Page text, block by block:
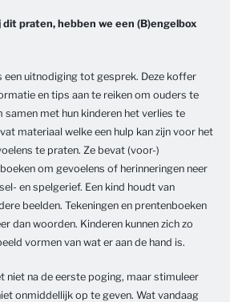
praten, hebben we een (B)engelbox
een uitnodiging tot gesprek. Deze koffer
en tips aan te reiken om ouders te
samen met hun kinderen het verlies te
materiaal welke een hulp kan zijn voor het
te praten. Ze bevat (voor-)
om gevoelens of herinneringen neer
en spelgerief. Een kind houdt van
beelden. Tekeningen en prentenboeken
dan woorden. Kinderen kunnen zich zo
vormen van wat er aan de hand is.
niet na de eerste poging, maar stimuleer
onmiddellijk op te geven. Wat vandaag